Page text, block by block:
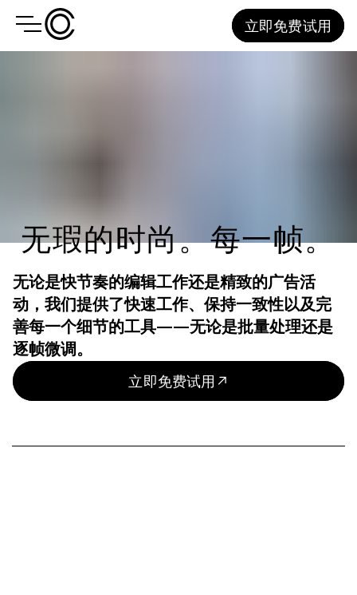
立即免费试用
无瑕的时尚。每一帧。
无论是快节奏的编辑工作还是精致的广告活
动，我们提供了快速工作、保持一致性以及完
善每一个细节的工具——无论是批量处理还是
逐帧微调。
立即免费试用